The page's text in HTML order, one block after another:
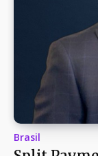
Brasil